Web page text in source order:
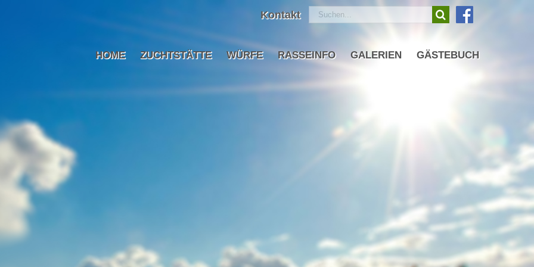
Kontakt
Suche
HOME ZUCHTSTÄTTE WÜRFE RASSEINFO GALERIEN GÄSTEBUCH